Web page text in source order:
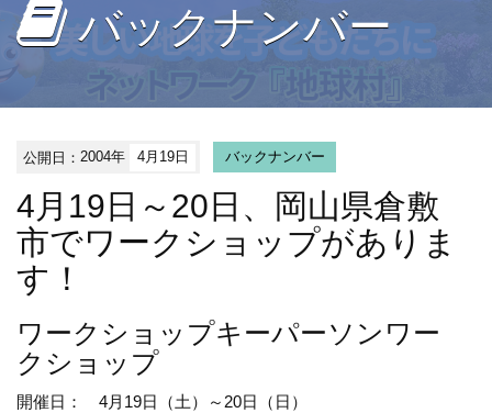
バックナンバー
公開日：2004年 4月19日 バックナンバー
4月19日～20日、岡山県倉敷
市でワークショップがありま
す！
ワークショップキーパーソンワー
クショップ
開催日： 4月19日（土）～20日（日）